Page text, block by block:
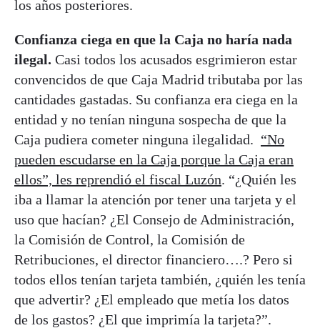
los años posteriores.
Confianza ciega en que la Caja no haría nada
ilegal. Casi todos los acusados esgrimieron estar
convencidos de que Caja Madrid tributaba por las
cantidades gastadas. Su confianza era ciega en la
entidad y no tenían ninguna sospecha de que la
Caja pudiera cometer ninguna ilegalidad. “No
pueden escudarse en la Caja porque la Caja eran
ellos”, les reprendió el fiscal Luzón. “¿Quién les
iba a llamar la atención por tener una tarjeta y el
uso que hacían? ¿El Consejo de Administración,
la Comisión de Control, la Comisión de
Retribuciones, el director financiero….? Pero si
todos ellos tenían tarjeta también, ¿quién les tenía
que advertir? ¿El empleado que metía los datos
de los gastos? ¿El que imprimía la tarjeta?”.